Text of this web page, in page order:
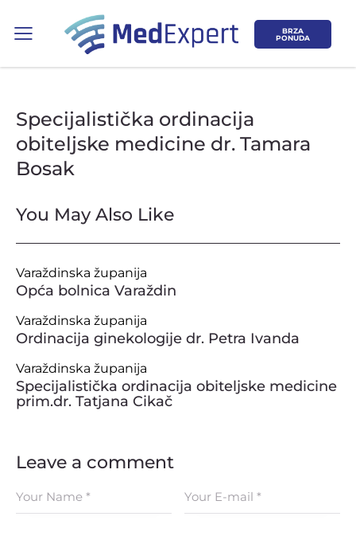
BRZA
PONUDA
Specijalistička ordinacija
obiteljske medicine dr. Tamara
Bosak
You May Also Like
Varaždinska županija
Opća bolnica Varaždin
Varaždinska županija
Ordinacija ginekologije dr. Petra Ivanda
Varaždinska županija
Specijalistička ordinacija obiteljske medicine
prim.dr. Tatjana Cikač
Leave a comment
RTG, DENZITOMETAR, MAMOGRAF, I
DR.
SERVIS
OSTALI UREĐAJI I OPREMA
DALJE